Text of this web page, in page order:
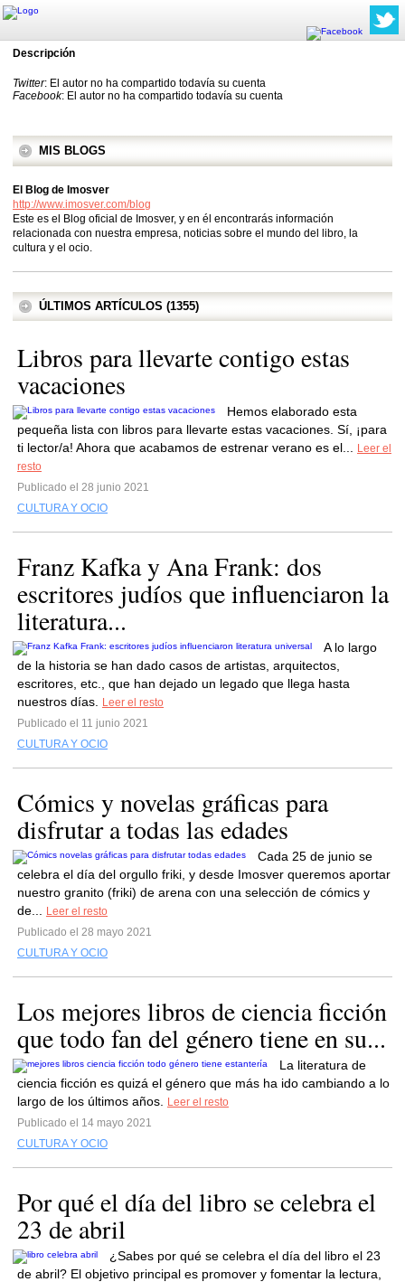
Descripción
Twitter: El autor no ha compartido todavía su cuenta
Facebook: El autor no ha compartido todavía su cuenta
MIS BLOGS
El Blog de Imosver
http://www.imosver.com/blog
Este es el Blog oficial de Imosver, y en él encontrarás información
relacionada con nuestra empresa, noticias sobre el mundo del libro, la
cultura y el ocio.
ÚLTIMOS ARTÍCULOS (1355)
Libros para llevarte contigo estas
vacaciones
Hemos elaborado esta
pequeña lista con libros para llevarte estas vacaciones. Sí, ¡para
ti lector/a! Ahora que acabamos de estrenar verano es el...
Leer el
resto
Publicado el 28 junio 2021
CULTURA Y OCIO
Franz Kafka y Ana Frank: dos
escritores judíos que influenciaron la
literatura...
A lo largo
de la historia se han dado casos de artistas, arquitectos,
escritores, etc., que han dejado un legado que llega hasta
nuestros días.
Leer el resto
Publicado el 11 junio 2021
CULTURA Y OCIO
Cómics y novelas gráficas para
disfrutar a todas las edades
Cada 25 de junio se
celebra el día del orgullo friki, y desde Imosver queremos aportar
nuestro granito (friki) de arena con una selección de cómics y
de...
Leer el resto
Publicado el 28 mayo 2021
CULTURA Y OCIO
Los mejores libros de ciencia ficción
que todo fan del género tiene en su...
La literatura de
ciencia ficción es quizá el género que más ha ido cambiando a lo
largo de los últimos años.
Leer el resto
Publicado el 14 mayo 2021
CULTURA Y OCIO
Por qué el día del libro se celebra el
23 de abril
¿Sabes por qué se celebra el día del libro el 23
de abril? El objetivo principal es promover y fomentar la lectura,